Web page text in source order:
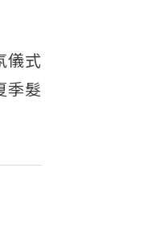
儀式
季髮